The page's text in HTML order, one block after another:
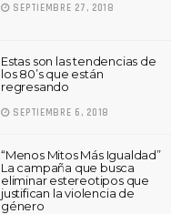
SEPTIEMBRE 27, 2018
Estas son las tendencias de
los 80’s que están
regresando
SEPTIEMBRE 6, 2018
“Menos Mitos Más Igualdad”
La campaña que busca
eliminar estereotipos que
justifican la violencia de
género